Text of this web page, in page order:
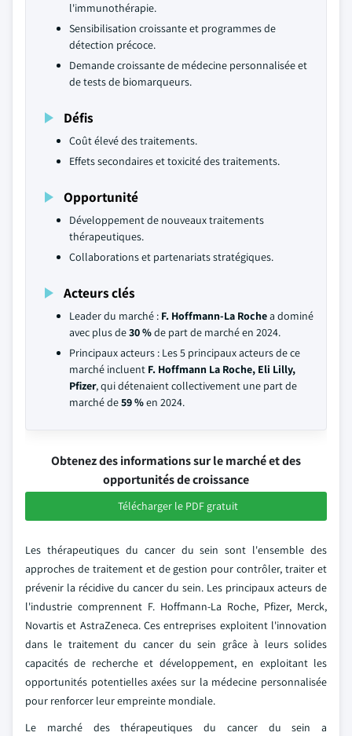
l'immunothérapie.
Sensibilisation croissante et programmes de
détection précoce.
Demande croissante de médecine personnalisée et
de tests de biomarqueurs.
Défis
Coût élevé des traitements.
Effets secondaires et toxicité des traitements.
Opportunité
Développement de nouveaux traitements
thérapeutiques.
Collaborations et partenariats stratégiques.
Acteurs clés
Leader du marché : F. Hoffmann-La Rochea dominé
avec plus de30 %de part de marché en 2024.
Principaux acteurs : Les 5 principaux acteurs de ce
marché incluent F. Hoffmann La Roche, Eli Lilly,
Pfizer, qui détenaient collectivement une part de
marché de59 %en 2024.
Obtenez des informations sur le marché et des
opportunités de croissance
Télécharger le PDF gratuit
Les thérapeutiques du cancer du sein sont l'ensemble des
approches de traitement et de gestion pour contrôler, traiter et
prévenir la récidive du cancer du sein. Les principaux acteurs de
l'industrie comprennent F. Hoffmann-La Roche, Pfizer, Merck,
Novartis et AstraZeneca. Ces entreprises exploitent l'innovation
dans le traitement du cancer du sein grâce à leurs solides
capacités de recherche et développement, en exploitant les
opportunités potentielles axées sur la médecine personnalisée
pour renforcer leur empreinte mondiale.
Le marché des thérapeutiques du cancer du sein a